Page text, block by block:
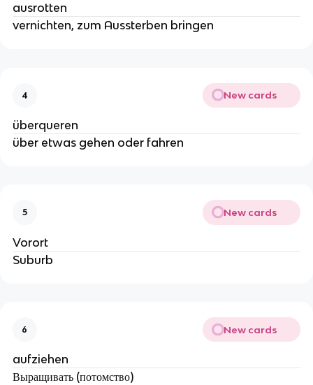
ausrotten
vernichten, zum Aussterben bringen
4 New cards
überqueren
über etwas gehen oder fahren
5 New cards
Vorort
Suburb
6 New cards
aufziehen
Выращивать (потомство)